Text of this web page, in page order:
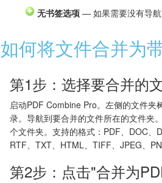
无书签选项 — 如果需要没有导航
如何将文件合并为
第1步：选择要合并的
启动PDF Combine Pro。左侧的文件夹
录。导航到要合并的文件所在的文件夹
个文件夹。支持的格式：PDF、DOC、
RTF、TXT、HTML、TIFF、JPEG、
第2步：点击"合并为